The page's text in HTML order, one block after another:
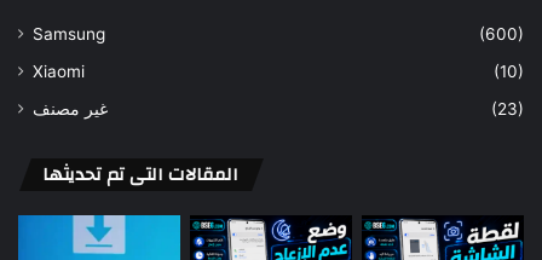
Samsung
(600)
Xiaomi
(10)
غير مصنف
(23)
المقالات التى تم تحديثها